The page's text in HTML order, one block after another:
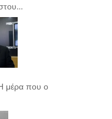
μέρα που ο